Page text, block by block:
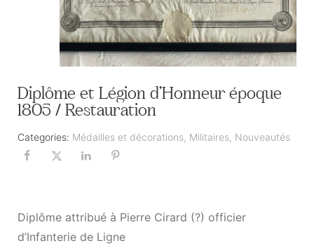
Diplôme et Légion d’Honneur époque
1805 / Restauration
Categories: Médailles et décorations, Militaires, Nouveautés
Diplôme attribué à Pierre Cirard (?) officier
d’Infanterie de Ligne